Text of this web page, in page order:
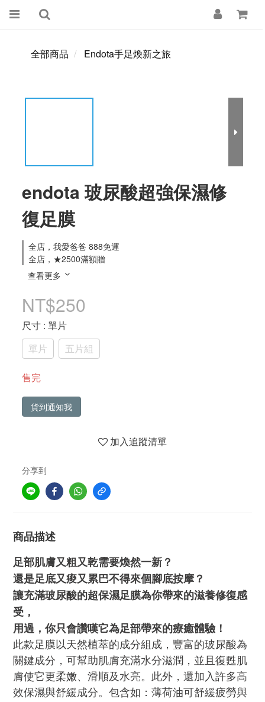
全部商品 Endota手足煥新之旅
endota 玻尿酸超強保濕修
復足膜
全店，我愛爸爸 888免運
全店，★2500滿額贈
查看更多
NT$250
尺寸 : 單片
單片
五片組
售完
貨到通知我
加入追蹤清單
分享到
商品描述
足部肌膚又粗又乾需要煥然一新？
還是足底又痠又累巴不得來個腳底按摩？
讓充滿玻尿酸的超保濕足膜為你帶來的滋養修復感
受，
用過，你只會讚嘆它為足部帶來的療癒體驗！
此款足膜以天然植萃的成分組成，豐富的玻尿酸為
關鍵成分，可幫助肌膚充滿水分滋潤，並且復甦肌
膚使它更柔嫩、滑順及水亮。此外，還加入許多高
效保濕與舒緩成分。包含如：薄荷油可舒緩疲勞與